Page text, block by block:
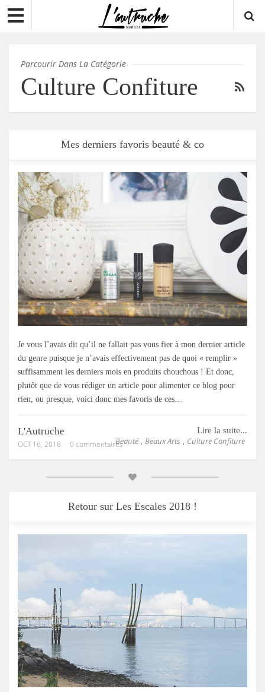
Parcourir Dans La Catégorie
Culture Confiture
Mes derniers favoris beauté & co
Je vous l’avais dit qu’il ne fallait pas vous fier à mon dernier article
du genre puisque je n’avais effectivement pas de quoi « remplir »
suffisamment les derniers mois en produits chouchous ! Et donc,
plutôt que de vous rédiger un article pour alimenter ce blog pour
rien, ou presque, voici donc mes favoris de ces…
Lire la suite...
Beauté Beaux Arts Culture Confiture
L'Autruche
OCT 16, 2018 0 commentaires
Retour sur Les Escales 2018 !